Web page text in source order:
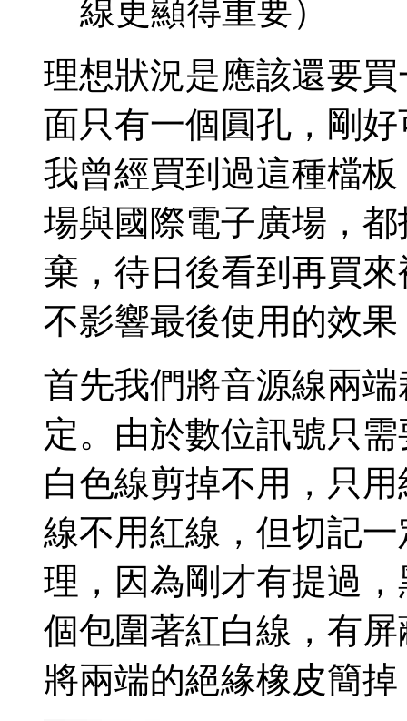
線更顯得重要）
理想狀況是應該還要
面只有一個圓孔，剛
我曾經買到過這種檔
場與國際電子廣場，
棄，待日後看到再買
不影響最後使用的效
首先我們將音源線兩
定。由於數位訊號只
白色線剪掉不用，只
線不用紅線，但切記
理，因為剛才有提過
個包圍著紅白線，有
將兩端的絕緣橡皮簡